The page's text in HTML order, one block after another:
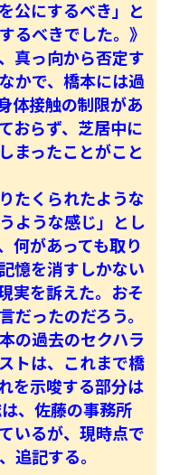
公にするべき」と
るべきでした。》
真っ向から否定す
かで、橋本には過
体接触の制限があ
おらず、芝居中に
まったことがこと
たくられたような
ような感じ」とし
何があっても取り
憶を消すしかない
実を訴えた。おそ
だったのだろう。
の過去のセクハラ
トは、これまで橋
を示唆する部分は
、佐藤の事務所
いるが、現時点で
追記する。